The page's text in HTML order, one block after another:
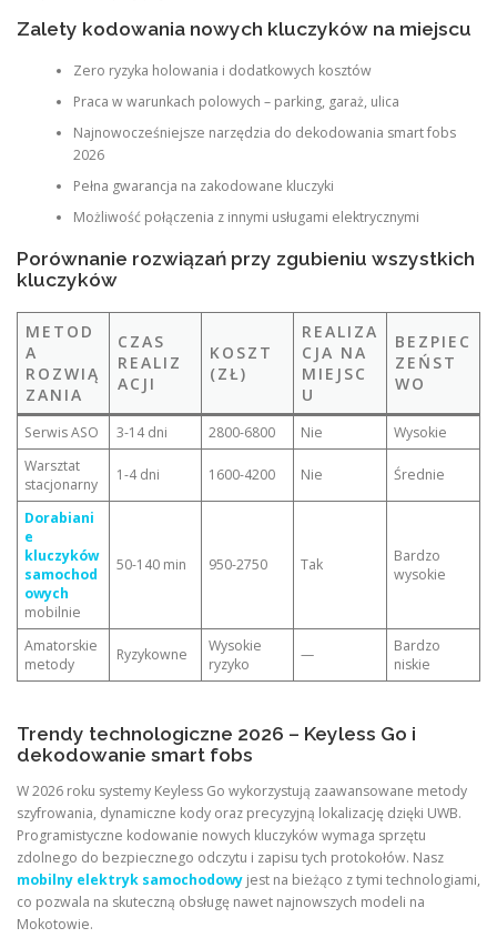
Zalety kodowania nowych kluczyków na miejscu
Zero ryzyka holowania i dodatkowych kosztów
Praca w warunkach polowych – parking, garaż, ulica
Najnowocześniejsze narzędzia do dekodowania smart fobs
2026
Pełna gwarancja na zakodowane kluczyki
Możliwość połączenia z innymi usługami elektrycznymi
Porównanie rozwiązań przy zgubieniu wszystkich
kluczyków
METOD
A
ROZWIĄ
ZANIA
CZAS
REALIZ
ACJI
KOSZT
(ZŁ)
REALIZA
CJA NA
MIEJSC
U
BEZPIEC
ZEŃST
WO
Serwis ASO 3-14 dni 2800-6800 Nie
Wysokie
Warsztat
stacjonarny
1-4 dni 1600-4200 Nie Średnie
Dorabiani
e
kluczyków
samochod
owych
mobilnie
50-140 min 950-2750 Tak
Bardzo
wysokie
Amatorskie
metody
Ryzykowne
Wysokie
ryzyko
—
Bardzo
niskie
Trendy technologiczne 2026 – Keyless Go i
dekodowanie smart fobs
W 2026 roku systemy Keyless Go wykorzystują zaawansowane metody
szyfrowania, dynamiczne kody oraz precyzyjną lokalizację dzięki UWB.
Programistyczne kodowanie nowych kluczyków wymaga sprzętu
zdolnego do bezpiecznego odczytu i zapisu tych protokołów. Nasz
mobilny elektryk samochodowy jest na bieżąco z tymi technologiami,
co pozwala na skuteczną obsługę nawet najnowszych modeli na
Mokotowie.